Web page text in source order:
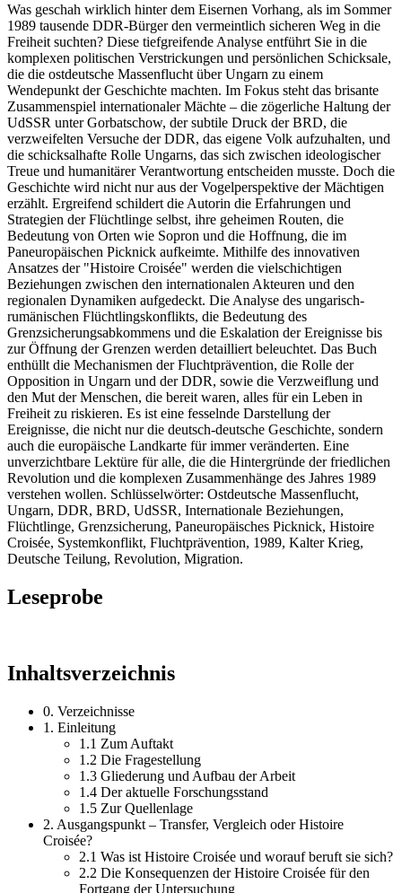
Was geschah wirklich hinter dem Eisernen Vorhang, als im Sommer
1989 tausende DDR-Bürger den vermeintlich sicheren Weg in die
Freiheit suchten? Diese tiefgreifende Analyse entführt Sie in die
komplexen politischen Verstrickungen und persönlichen Schicksale,
die die ostdeutsche Massenflucht über Ungarn zu einem
Wendepunkt der Geschichte machten. Im Fokus steht das brisante
Zusammenspiel internationaler Mächte – die zögerliche Haltung der
UdSSR unter Gorbatschow, der subtile Druck der BRD, die
verzweifelten Versuche der DDR, das eigene Volk aufzuhalten, und
die schicksalhafte Rolle Ungarns, das sich zwischen ideologischer
Treue und humanitärer Verantwortung entscheiden musste. Doch die
Geschichte wird nicht nur aus der Vogelperspektive der Mächtigen
erzählt. Ergreifend schildert die Autorin die Erfahrungen und
Strategien der Flüchtlinge selbst, ihre geheimen Routen, die
Bedeutung von Orten wie Sopron und die Hoffnung, die im
Paneuropäischen Picknick aufkeimte. Mithilfe des innovativen
Ansatzes der "Histoire Croisée" werden die vielschichtigen
Beziehungen zwischen den internationalen Akteuren und den
regionalen Dynamiken aufgedeckt. Die Analyse des ungarisch-
rumänischen Flüchtlingskonflikts, die Bedeutung des
Grenzsicherungsabkommens und die Eskalation der Ereignisse bis
zur Öffnung der Grenzen werden detailliert beleuchtet. Das Buch
enthüllt die Mechanismen der Fluchtprävention, die Rolle der
Opposition in Ungarn und der DDR, sowie die Verzweiflung und
den Mut der Menschen, die bereit waren, alles für ein Leben in
Freiheit zu riskieren. Es ist eine fesselnde Darstellung der
Ereignisse, die nicht nur die deutsch-deutsche Geschichte, sondern
auch die europäische Landkarte für immer veränderten. Eine
unverzichtbare Lektüre für alle, die die Hintergründe der friedlichen
Revolution und die komplexen Zusammenhänge des Jahres 1989
verstehen wollen. Schlüsselwörter: Ostdeutsche Massenflucht,
Ungarn, DDR, BRD, UdSSR, Internationale Beziehungen,
Flüchtlinge, Grenzsicherung, Paneuropäisches Picknick, Histoire
Croisée, Systemkonflikt, Fluchtprävention, 1989, Kalter Krieg,
Deutsche Teilung, Revolution, Migration.
Leseprobe
Inhaltsverzeichnis
0. Verzeichnisse
1. Einleitung
1.1 Zum Auftakt
1.2 Die Fragestellung
1.3 Gliederung und Aufbau der Arbeit
1.4 Der aktuelle Forschungsstand
1.5 Zur Quellenlage
2. Ausgangspunkt – Transfer, Vergleich oder Histoire
Croisée?
2.1 Was ist Histoire Croisée und worauf beruft sie sich?
2.2 Die Konsequenzen der Histoire Croisée für den
Fortgang der Untersuchung